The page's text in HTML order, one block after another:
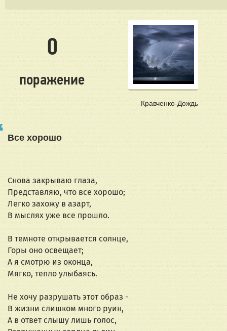
0
поражение
Кравченко-Дождь
Все хорошо
Снова закрываю глаза,
Представляю, что все хорошо;
Легко захожу в азарт,
В мыслях уже все прошло.
В темноте открывается солнце,
Горы оно освещает;
А я смотрю из оконца,
Мягко, тепло улыбаясь.
Не хочу разрушать этот образ -
В жизни слишком много руин,
А в ответ слышу лишь голос,